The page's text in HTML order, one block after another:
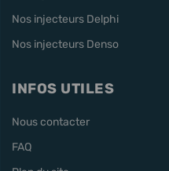
Nos injecteurs Delphi
Nos injecteurs Denso
INFOS UTILES
Nous contacter
FAQ